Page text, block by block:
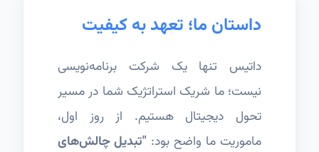
داستان ما؛ تعهد به کیفیت
داتیس تنها یک شرکت برنامه‌نویسی
نیست؛ ما شریک استراتژیک شما در مسیر
تحول دیجیتال هستیم. از روز اول،
ماموریت ما واضح بود: "تبدیل چالش‌های